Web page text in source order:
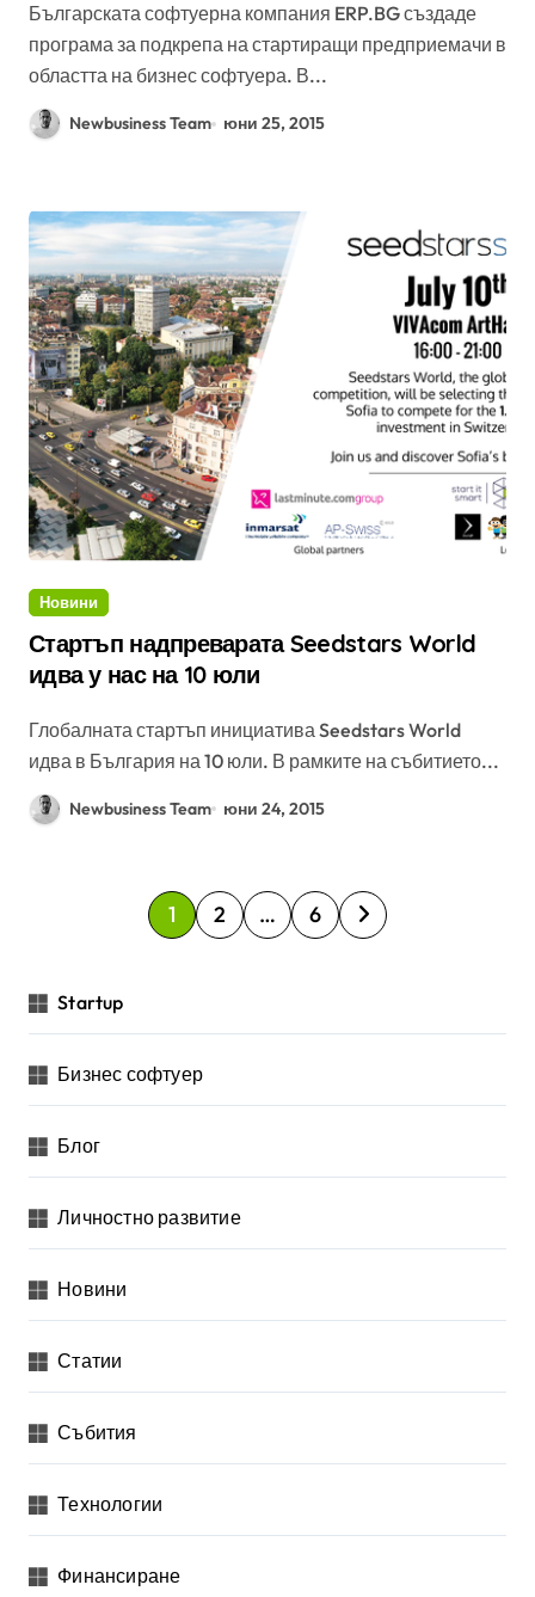
Българската софтуерна компания ERP.BG създаде
програма за подкрепа на стартиращи предприемачи в
областта на бизнес софтуера. В...
Newbusiness Team юни 25, 2015
Новини
Стартъп надпреварата Seedstars World
идва у нас на 10 юли
Глобалната стартъп инициатива Seedstars World
идва в България на 10 юли. В рамките на събитието...
Newbusiness Team юни 24, 2015
Р
а
д
е
л
н
е
у
л
и
к
а
1 2 … 6
Startup
Бизнес софтуер
Блог
Личностно развитие
Новини
Статии
Събития
Технологии
Финансиране